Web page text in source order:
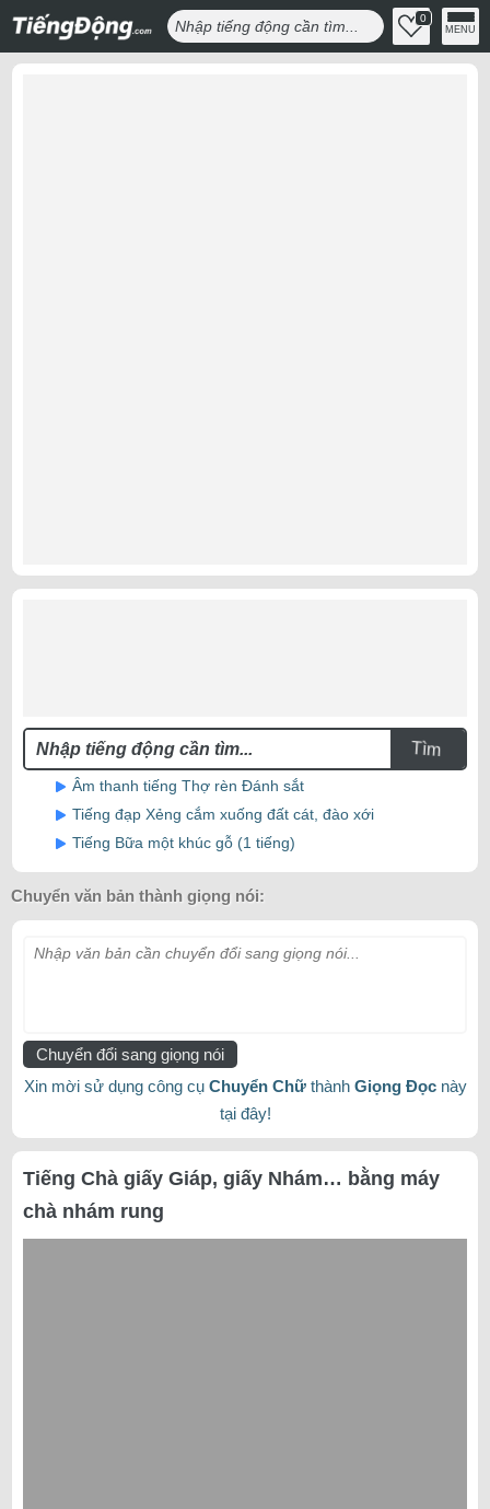
0
MENU
Tìm
Âm thanh tiếng Thợ rèn Đánh sắt
Tiếng đạp Xẻng cắm xuống đất cát, đào xới
Tiếng Bữa một khúc gỗ (1 tiếng)
Chuyển văn bản thành giọng nói:
Nhập văn bản cần chuyển đổi sang giọng nói...
Chuyển đổi sang giọng nói
Xin mời sử dụng công cụ Chuyển Chữthành Giọng Đọcnày
tại đây!
Tiếng Chà giấy Giáp, giấy Nhám… bằng máy
chà nhám rung